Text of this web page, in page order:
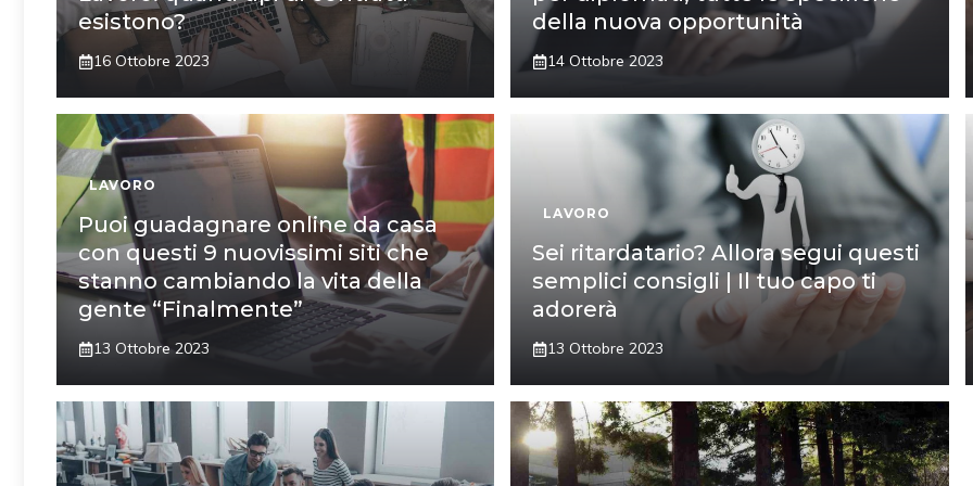
esistono?
16 Ottobre 2023
della nuova opportunità
14 Ottobre 2023
LAVORO
Puoi guadagnare online da casa
con questi 9 nuovissimi siti che
stanno cambiando la vita della
gente “Finalmente”
13 Ottobre 2023
LAVORO
Sei ritardatario? Allora segui questi
semplici consigli | Il tuo capo ti
adorerà
13 Ottobre 2023